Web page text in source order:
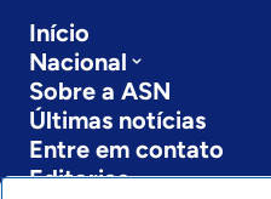
Início
Nacional
Sobre a ASN
Últimas notícias
Entre em contato
Editorias